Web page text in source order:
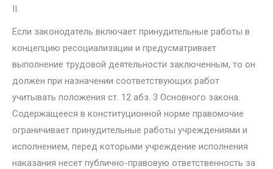
II.
Если законодатель включает принудительные работы в
концепцию ресо­циализации и предусматривает
выполнение трудовой деятельности заклю­ченным, то он
должен при назначении соответствующих работ
учитывать положения ст. 12 абз. 3 Основного закона.
Содержащееся в конституционной норме правомочие
ограничивает принудительные работы учреждениями и
исполнением, перед которыми учреждение исполнения
наказания не­сет публично-правовую ответственность за